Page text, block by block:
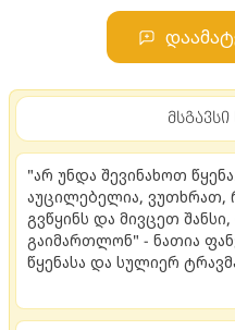
"არ უნდა შევინახოთ
აუცილებელია, ვუთხრათ,
გვწყინს და მივცეთ
გაიმართლონ" - ნათია
წყენასა და სულიერ